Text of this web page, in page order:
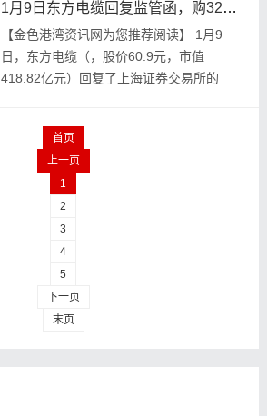
为舟山晨...
1月9日东方电缆回复监管函，购32套人才公寓引问询
【金色港湾资讯网为您推荐阅读】 1月9
日，东方电缆（，股价60.9元，市值
418.82亿元）回复了上海证券交易所的
首页
上一页
1
2
3
4
5
下一页
末页